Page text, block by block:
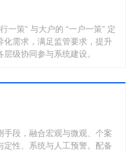
一策” 与大户的 “一户一策” 定
化需求，满足监管要求，提升
级协同参与系统建设。
段，融合宏观与微观、个案
性、系统与人工预警。配备